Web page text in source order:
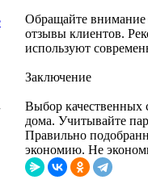
Обращайте внимание
отзывы клиентов.
используют
Заключение
Выбор качественных
дома. Учитывайте
Правильно
экономию. Не